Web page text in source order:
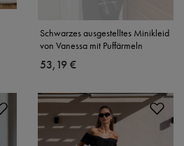
Schwarzes ausgestelltes Minikleid
von Vanessa mit Puffärmeln
53,19 €